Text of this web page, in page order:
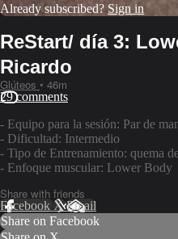
Already subscribed? Sign in
ReStart/ día 3:
Ricardo
Glúteos • 46m
29 comments
- Equipo para la sesión: Par de
- Dificultad: Intermedio
- Tipo de Entrenamiento: quema
- Enfoque muscular: Lower Body
Share with friends
Facebook XEmail
Share on Facebook